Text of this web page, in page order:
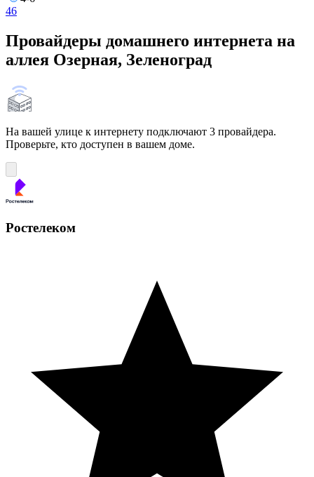
46
Провайдеры домашнего интернета на
аллея Озерная, Зеленоград
На вашей улице к интернету подключают 3 провайдера.
Проверьте, кто доступен в вашем доме.
Ростелеком